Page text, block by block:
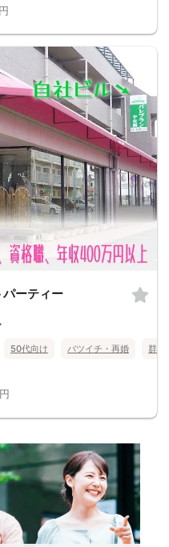
ーティー
50代向け バツイチ・再婚 群馬